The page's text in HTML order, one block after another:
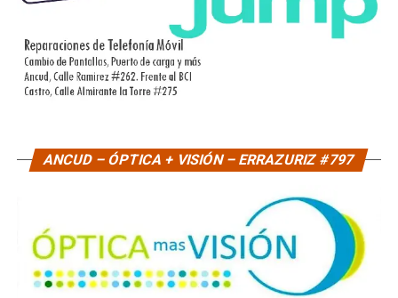
ANCUD – ÓPTICA + VISIÓN – ERRAZURIZ #797